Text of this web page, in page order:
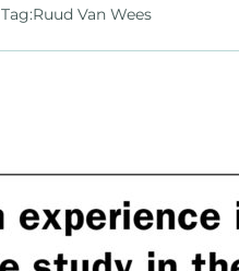
Tag:Ruud Van Wees